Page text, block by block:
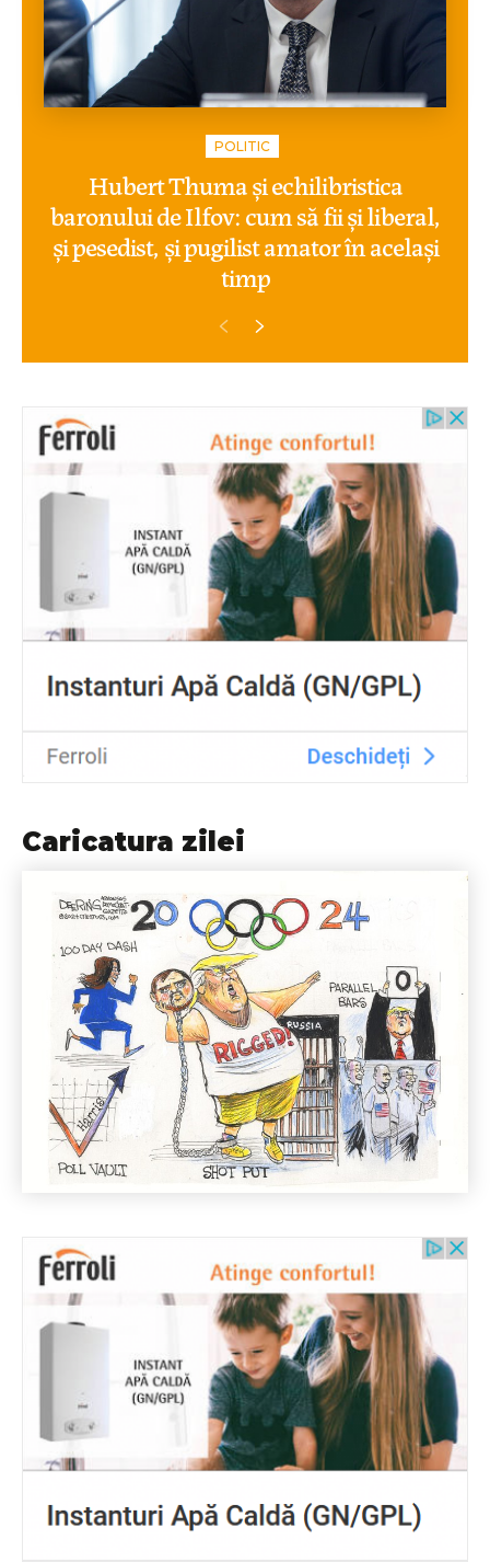
POLITIC
Hubert Thuma și echilibristica
baronului de Ilfov: cum să fii și liberal,
și pesedist, și pugilist amator în același
timp
Caricatura zilei